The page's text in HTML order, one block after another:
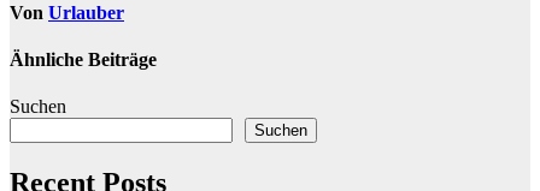
Von Urlauber
Ähnliche Beiträge
Suchen
Suchen
Recent Posts